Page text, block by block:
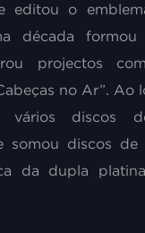
editou o
década formou
projectos
no Ar”. Ao
vários discos
somou discos de
da dupla